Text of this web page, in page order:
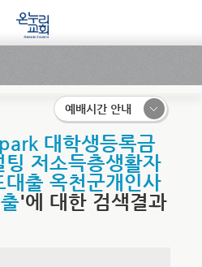
예배시간 안내
대학생등록금
저소득층생활자
출 옥천군개인사
'에 대한 검색결과